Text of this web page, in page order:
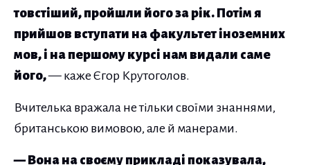
товстіший, пройшли його за рік. Потім я
прийшов вступати на факультет іноземних
мов, і на першому курсі нам видали саме
його,— каже Єгор Крутоголов.
Вчителька вражала не тільки своїми знаннями,
британською вимовою, але й манерами.
— Вона на своєму прикладі показувала,